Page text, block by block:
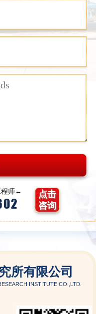
程师←
点击
咨询
所有限公司
INSTITUTE CO.,LTD.